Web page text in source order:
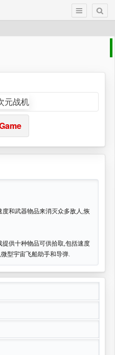
和武器物品来消灭众多敌人,恢
供十种物品可供拾取,包括速度
型宇宙飞船助手和导弹.